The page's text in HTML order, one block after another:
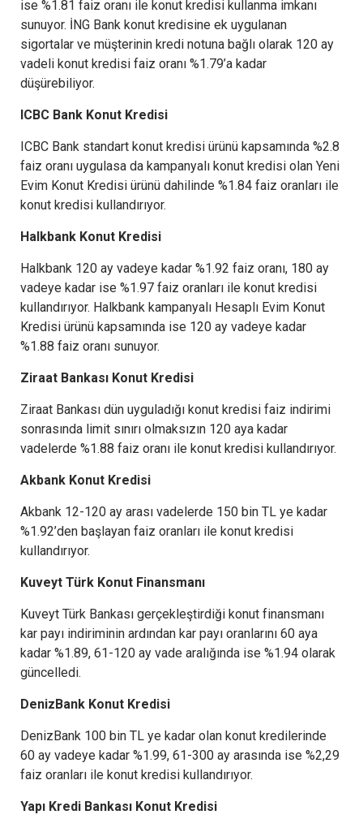
ise %1.81 faiz oranı ile konut kredisi kullanma imkanı
sunuyor. İNG Bank konut kredisine ek uygulanan
sigortalar ve müşterinin kredi notuna bağlı olarak 120 ay
vadeli konut kredisi faiz oranı %1.79’a kadar
düşürebiliyor.
ICBC Bank Konut Kredisi
ICBC Bank standart konut kredisi ürünü kapsamında %2.8
faiz oranı uygulasa da kampanyalı konut kredisi olan Yeni
Evim Konut Kredisi ürünü dahilinde %1.84 faiz oranları ile
konut kredisi kullandırıyor.
Halkbank Konut Kredisi
Halkbank 120 ay vadeye kadar %1.92 faiz oranı, 180 ay
vadeye kadar ise %1.97 faiz oranları ile konut kredisi
kullandırıyor. Halkbank kampanyalı Hesaplı Evim Konut
Kredisi ürünü kapsamında ise 120 ay vadeye kadar
%1.88 faiz oranı sunuyor.
Ziraat Bankası Konut Kredisi
Ziraat Bankası dün uyguladığı konut kredisi faiz indirimi
sonrasında limit sınırı olmaksızın 120 aya kadar
vadelerde %1.88 faiz oranı ile konut kredisi kullandırıyor.
Akbank Konut Kredisi
Akbank 12-120 ay arası vadelerde 150 bin TL ye kadar
%1.92’den başlayan faiz oranları ile konut kredisi
kullandırıyor.
Kuveyt Türk Konut Finansmanı
Kuveyt Türk Bankası gerçekleştirdiği konut finansmanı
kar payı indiriminin ardından kar payı oranlarını 60 aya
kadar %1.89, 61-120 ay vade aralığında ise %1.94 olarak
güncelledi.
DenizBank Konut Kredisi
DenizBank 100 bin TL ye kadar olan konut kredilerinde
60 ay vadeye kadar %1.99, 61-300 ay arasında ise %2,29
faiz oranları ile konut kredisi kullandırıyor.
Yapı Kredi Bankası Konut Kredisi